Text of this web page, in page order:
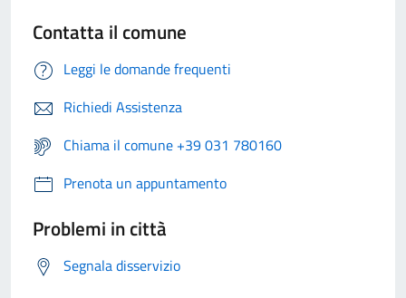
Contatta il comune
Leggi le domande frequenti
Richiedi Assistenza
Chiama il comune +39 031 780160
Prenota un appuntamento
Problemi in città
Segnala disservizio